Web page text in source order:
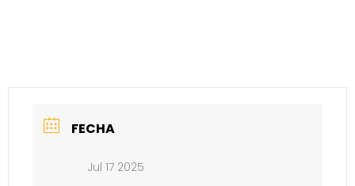
FECHA
Jul 17 2025